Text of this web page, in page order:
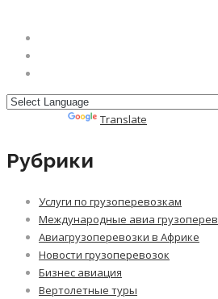
Translate
Рубрики
Услуги по грузоперевозкам
Международные авиа
Авиагрузоперевозки в Африке
Новости грузоперевозок
Бизнес авиация
Вертолетные туры